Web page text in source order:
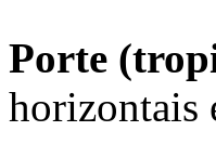
Porte
horizontais